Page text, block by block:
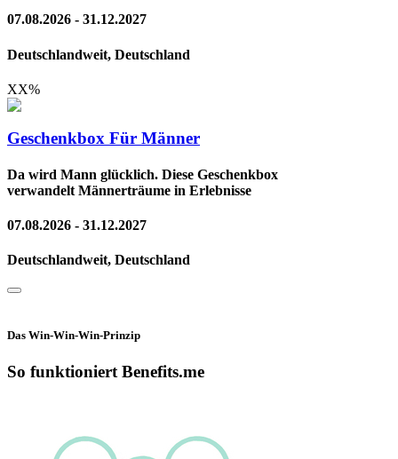
07.08.2026 - 31.12.2027
Deutschlandweit, Deutschland
XX%
Geschenkbox Für Männer
Da wird Mann glücklich. Diese Geschenkbox
verwandelt Männerträume in Erlebnisse
07.08.2026 - 31.12.2027
Deutschlandweit, Deutschland
Das Win-Win-Win-Prinzip
So funktioniert Benefits.me